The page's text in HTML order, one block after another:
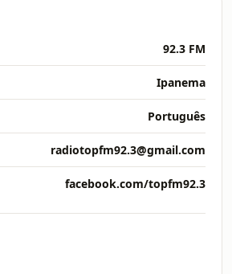
92.3 FM
Ipanema
Português
radiotopfm92.3@gmail.com
facebook.com/topfm92.3